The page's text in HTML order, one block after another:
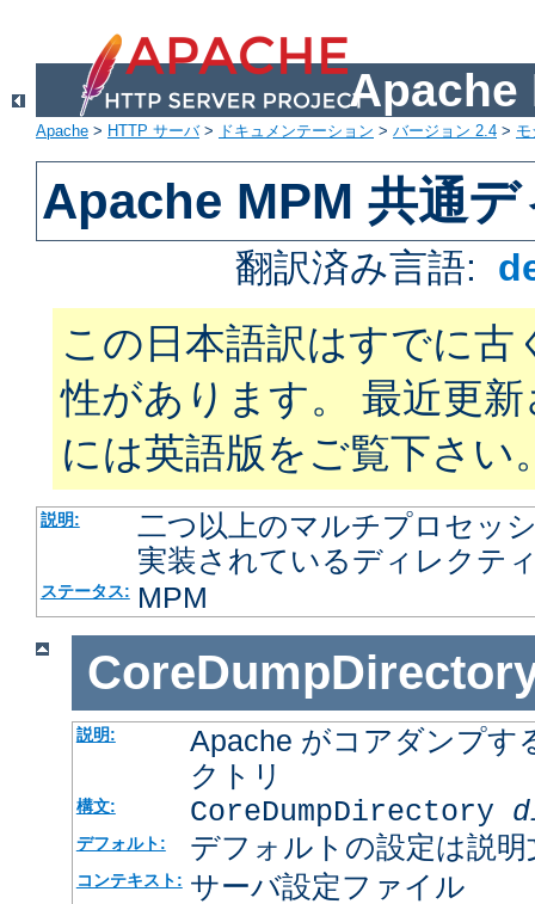
Apache
Apache > HTTP サーバ> ドキュメンテーション > バージョン 2.4 >
Apache MPM 共通
翻訳済み言語:
この日本語訳はすでに古
性があります。 最近更
には英語版をご覧下さい
説明:
二つ以上のマルチプロセッ
実装されているディレクテ
ステータス: MPM
説明:
Apache がコアダンプす
クトリ
構文: CoreDumpDirectory
デフォルト: デフォルトの設定は説
コンテキスト: サーバ設定ファイル